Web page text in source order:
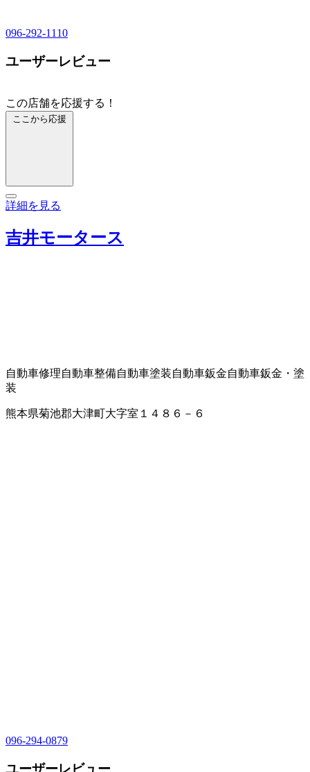
096-292-1110
ユーザーレビュー
この店舗を応援する！
ここから応援
詳細を見る
吉井モータース
自動車修理自動車整備自動車塗装自動車鈑金自動車鈑金・塗
装
熊本県菊池郡大津町大字室１４８６－６
096-294-0879
ユーザーレビュー